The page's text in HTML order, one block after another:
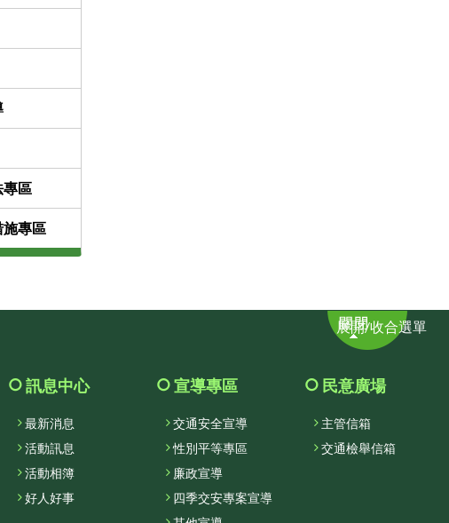
專區
施專區
展開/收合選單
訊息中心
最新消息
活動訊息
活動相簿
好人好事
宣導專區
交通安全宣導
性別平等專區
廉政宣導
四季交安專案宣導
民意廣場
主管信箱
交通檢舉信箱